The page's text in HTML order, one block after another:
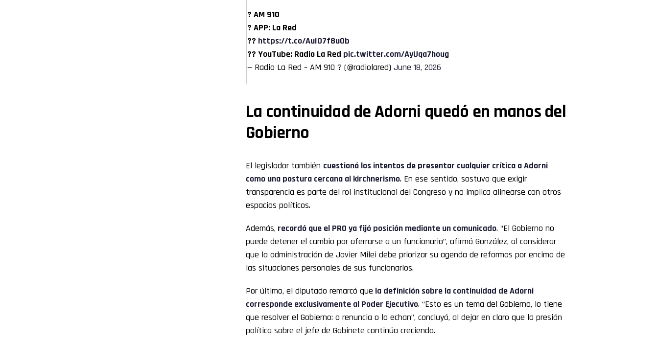
? AM 910
? APP: La Red
?? https://t.co/AuI07f8u0b
?? YouTube: Radio La Red pic.twitter.com/AyUqa7houg
— Radio La Red – AM 910 ? (@radiolared) June 18, 2026
La continuidad de Adorni quedó en manos del
Gobierno
El legislador también cuestionó los intentos de presentar cualquier crítica a Adorni
como una postura cercana al kirchnerismo. En ese sentido, sostuvo que exigir
transparencia es parte del rol institucional del Congreso y no implica alinearse con otros
espacios políticos.
Además, recordó que el PRO ya fijó posición mediante un comunicado. “El Gobierno no
puede detener el cambio por aferrarse a un funcionario”, afirmó González, al considerar
que la administración de Javier Milei debe priorizar su agenda de reformas por encima de
las situaciones personales de sus funcionarios.
Por último, el diputado remarcó que la definición sobre la continuidad de Adorni
corresponde exclusivamente al Poder Ejecutivo. “Esto es un tema del Gobierno, lo tiene
que resolver el Gobierno: o renuncia o lo echan”, concluyó, al dejar en claro que la presión
política sobre el jefe de Gabinete continúa creciendo.